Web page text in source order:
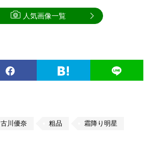
古川優奈 粗品 霜降り明星
人気画像一覧